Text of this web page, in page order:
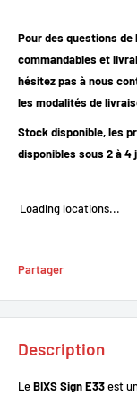
Pour des questions
commandables et
hésitez pas à nous
les modalités de
Stock disponible, les
disponibles sous 2 à 4
Loading locations...
Partager
Description
LeBIXS Sign E33est